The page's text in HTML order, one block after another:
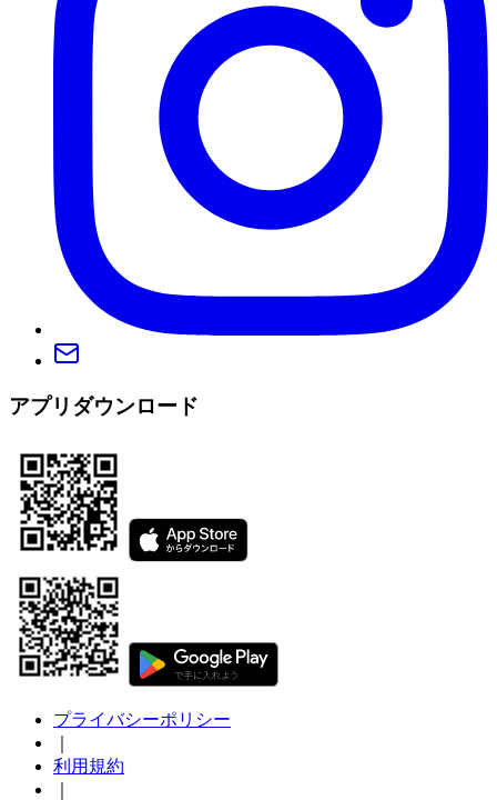
アプリダウンロード
プライバシーポリシー
利用規約